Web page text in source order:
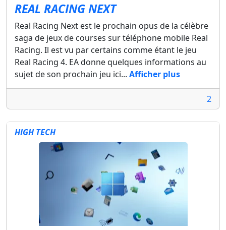
REAL RACING NEXT
Real Racing Next est le prochain opus de la célèbre
saga de jeux de courses sur téléphone mobile Real
Racing. Il est vu par certains comme étant le jeu
Real Racing 4. EA donne quelques informations au
sujet de son prochain jeu ici... Afficher plus
2
HIGH TECH